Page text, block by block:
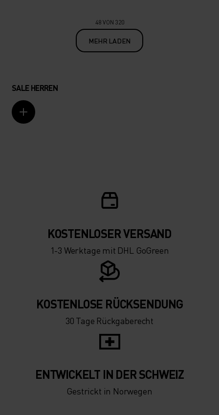
48 VON 320
MEHR LADEN
SALE HERREN
KOSTENLOSER VERSAND
1-3 Werktage mit DHL GoGreen
KOSTENLOSE RÜCKSENDUNG
30 Tage Rückgaberecht
ENTWICKELT IN DER SCHWEIZ
Gestrickt in Norwegen